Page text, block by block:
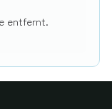
entfernt.